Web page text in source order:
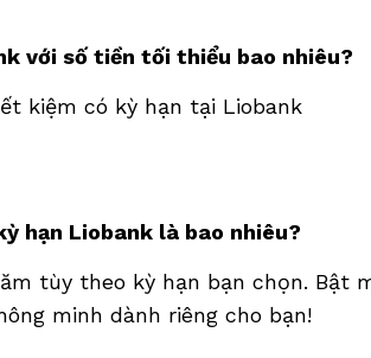
với số tiền tối thiểu bao nhiêu?
kiệm có kỳ hạn tại Liobank
hạn Liobank là bao nhiêu?
tùy theo kỳ hạn bạn chọn. Bật
minh dành riêng cho bạn!